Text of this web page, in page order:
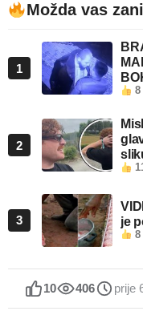
Možda vas
1
8
2
3
je
8
10 406 prije